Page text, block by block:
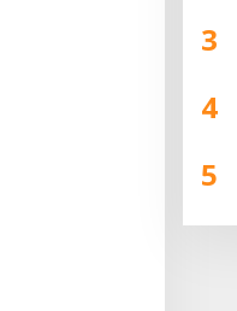
3
4
5